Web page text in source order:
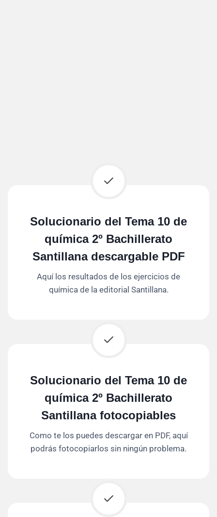
Solucionario del Tema 10 de
química 2º Bachillerato
Santillana descargable PDF
Aquí los resultados de los ejercicios de
química de la editorial Santillana.
Solucionario del Tema 10 de
química 2º Bachillerato
Santillana fotocopiables
Como te los puedes descargar en PDF, aquí
podrás fotocopiarlos sin ningún problema.